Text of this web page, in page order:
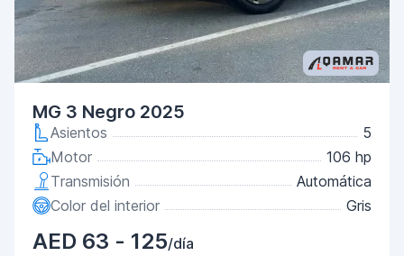
MG 3 Negro 2025
Asientos
5
Motor
106 hp
Transmisión
Automática
Color del interior
Gris
AED 63 - 125/día